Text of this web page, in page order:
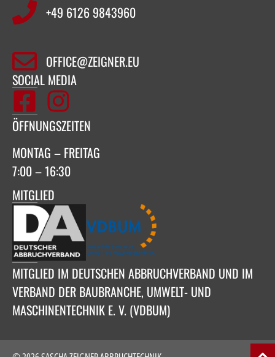
+49 6126 9843960‬
OFFICE@ZEIGNER.EU
SOCIAL MEDIA
ÖFFNUNGSZEITEN
MONTAG – FREITAG
7:00 – 16:30
MITGLIED
MITGLIED IM DEUTSCHEN ABBRUCHVERBAND UND IM
VERBAND DER BAUBRANCHE, UMWELT- UND
MASCHINENTECHNIK E. V. (VDBUM)